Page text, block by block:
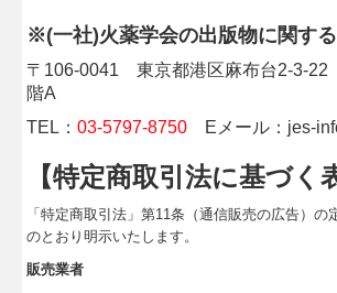
※(一社)火薬学会の出版物に関す
〒 106-0041 東京都港区麻布台2-3-22
階A
TEL ：03-5797-8750 E メール： jes-
【特定商取引法に基づく
「特定商取引法」第11条（通信販売の広告）の
のとおり明示いたします。
販売業者